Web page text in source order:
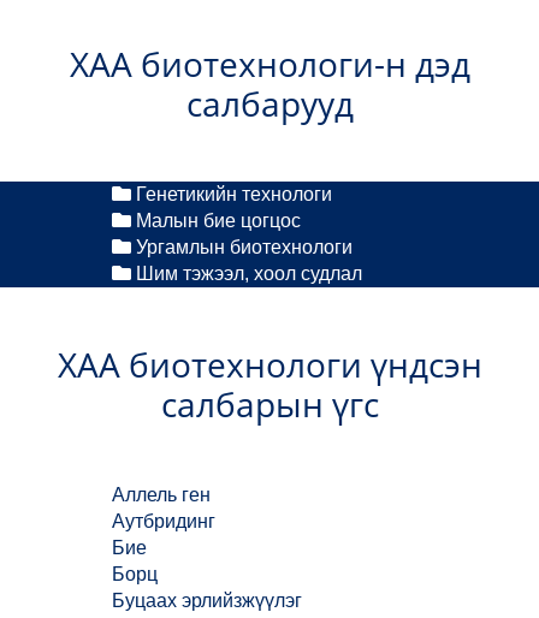
ХАА биотехнологи-н дэд
салбарууд
Генетикийн технологи
Малын бие цогцос
Ургамлын биотехнологи
Шим тэжээл, хоол судлал
ХАА биотехнологи үндсэн
салбарын үгс
Аллель ген
Аутбридинг
Бие
Борц
Буцаах эрлийзжүүлэг